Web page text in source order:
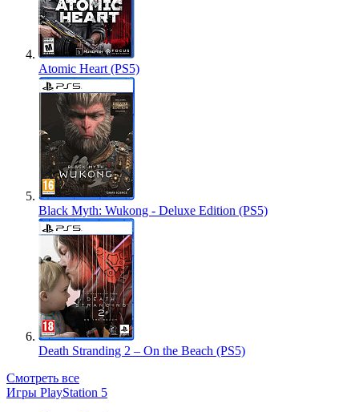
Atomic Heart (PS5)
Black Myth: Wukong - Deluxe Edition (PS5)
Death Stranding 2 – On the Beach (PS5)
Смотреть все
Игры PlayStation 5